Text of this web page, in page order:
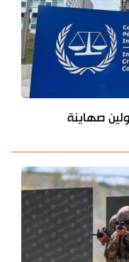
صهاينة